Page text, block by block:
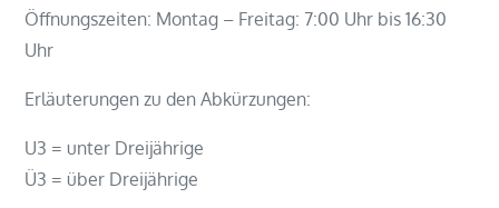
Öffnungszeiten: Montag – Freitag: 7:00 Uhr bis 16:30
Uhr
Erläuterungen zu den Abkürzungen:
U3 = unter Dreijährige
Ü3 = über Dreijährige